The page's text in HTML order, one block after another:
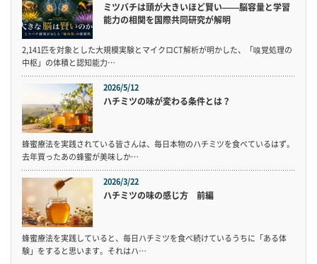
ミツバチは頭が大きいほど賢い——脳容量と学習
能力の相関を国際共同研究が解明
2,141匹を対象とした大規模実験とマイクロCT解析が明かした、「嗅覚処理の
中枢」の体積と認知能力…
2026/5/12
ハチミツの味が変わる条件とは？
蜂蜜療法を実践されている皆さんは、毎日本物のハチミツを食べているはず。
去年買ったあの蜂蜜が美味しか…
2026/3/22
ハチミツの味の感じ方 前編
蜂蜜療法を実践していると、毎日ハチミツを食べ続けているうちに「ある体
験」をすると思います。それはハ…